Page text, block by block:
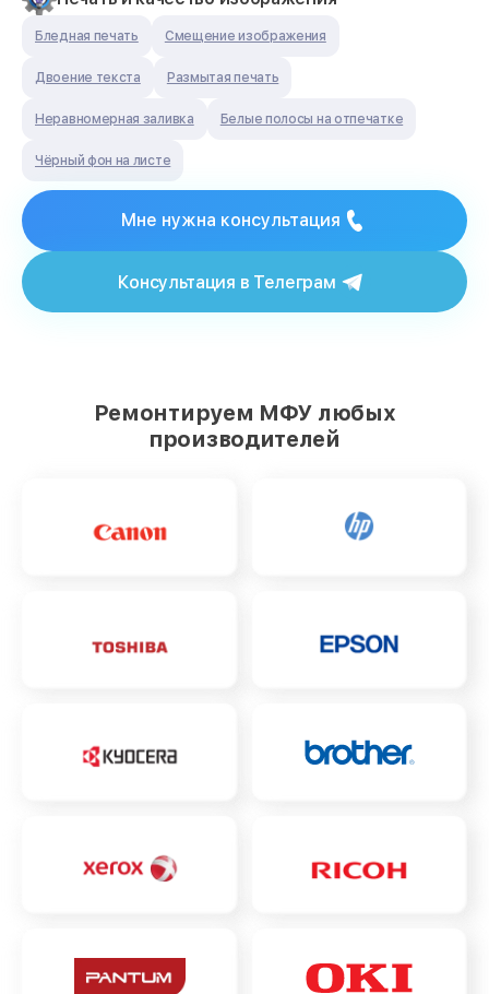
Бледная печать Смещение изображения
Двоение текста Размытая печать
Неравномерная заливка Белые полосы на отпечатке
Чёрный фон на листе
Мне нужна консультация
Консультация в Телеграм
Ремонтируем МФУ любых
производителей